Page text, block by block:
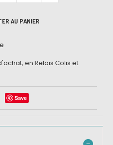
AU PANIER
en Relais Colis et
Save